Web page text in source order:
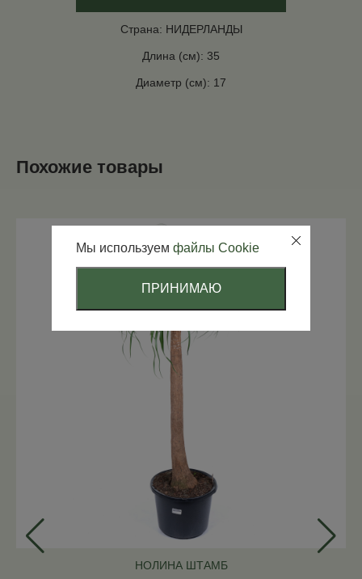
Страна: НИДЕРЛАНДЫ
Длина (см): 35
Диаметр (см): 17
Похожие товары
НОЛИНА ШТАМБ
Мы используем файлы Cookie
ПРИНИМАЮ